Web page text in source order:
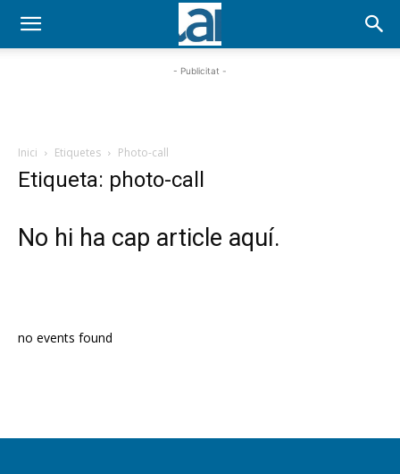
- Publicitat -
Inici Etiquetes Photo-call
Etiqueta: photo-call
No hi ha cap article aquí.
no events found